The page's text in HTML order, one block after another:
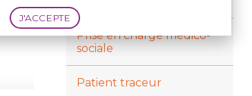
Prise en charge médico-
sociale
Patient traceur